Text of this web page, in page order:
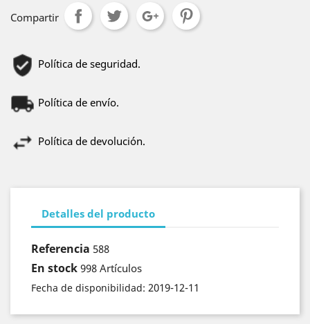
Compartir
Política de seguridad.
Política de envío.
Política de devolución.
Detalles del producto
Referencia 588
En stock 998 Artículos
Fecha de disponibilidad: 2019-12-11